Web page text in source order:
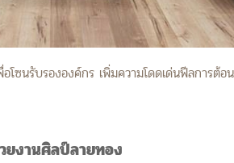
ซนรับรององค์กร เพิ่มความโดดเด่นฟีลการต้อ
งานศิลป์ลายทอง